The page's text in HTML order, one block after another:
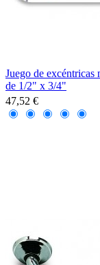
Juego de
de 1/2" x 3/4"
47,52 €